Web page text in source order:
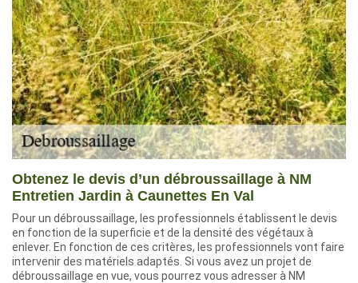
Obtenez le devis d’un débroussaillage à NM
Entretien Jardin à Caunettes En Val
Pour un débroussaillage, les professionnels établissent le devis
en fonction de la superficie et de la densité des végétaux à
enlever. En fonction de ces critères, les professionnels vont faire
intervenir des matériels adaptés. Si vous avez un projet de
débroussaillage en vue, vous pourrez vous adresser à NM